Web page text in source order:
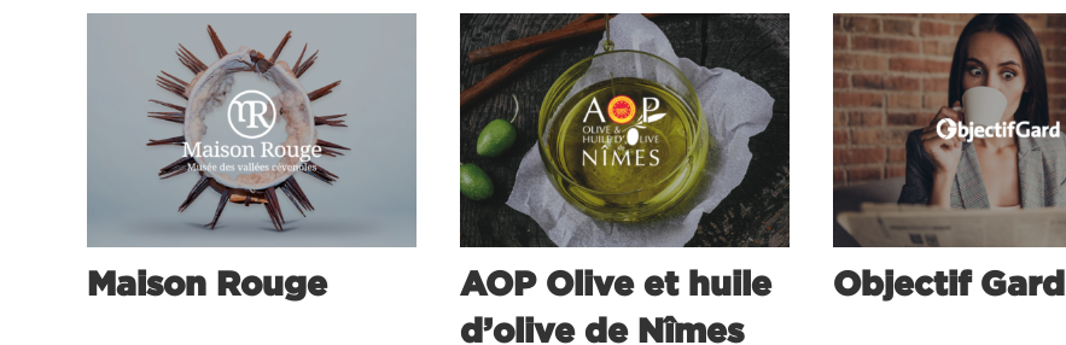
Maison Rouge
AOP Olive et huile
d’olive de Nîmes
Objectif Gard